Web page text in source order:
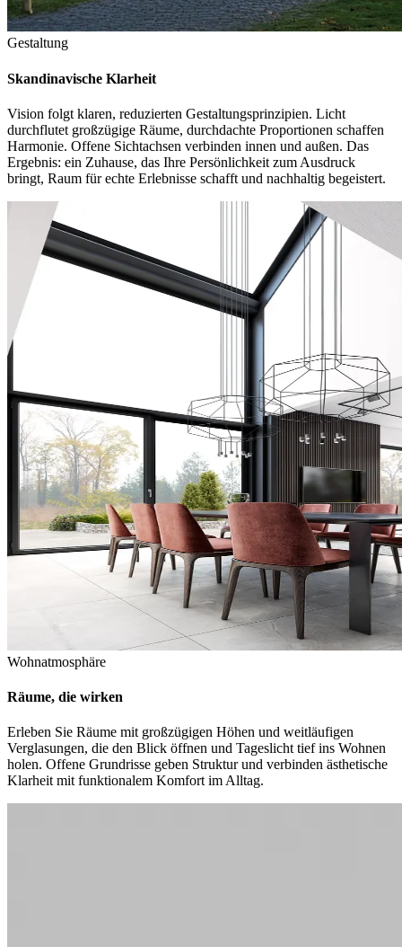
Gestaltung
Skandinavische Klarheit
Vision folgt klaren, reduzierten Gestaltungsprinzipien. Licht
durchflutet großzügige Räume, durchdachte Proportionen schaffen
Harmonie. Offene Sichtachsen verbinden innen und außen. Das
Ergebnis: ein Zuhause, das Ihre Persönlichkeit zum Ausdruck
bringt, Raum für echte Erlebnisse schafft und nachhaltig begeistert.
Wohnatmosphäre
Räume, die wirken
Erleben Sie Räume mit großzügigen Höhen und weitläufigen
Verglasungen, die den Blick öffnen und Tageslicht tief ins Wohnen
holen. Offene Grundrisse geben Struktur und verbinden ästhetische
Klarheit mit funktionalem Komfort im Alltag.